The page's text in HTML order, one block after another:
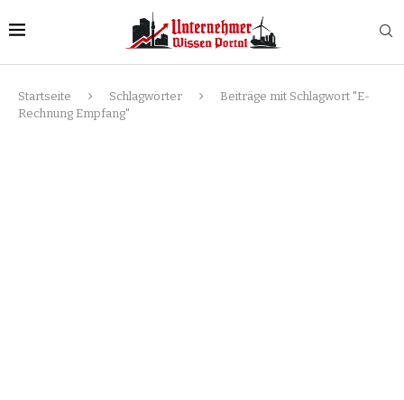
Startseite Schlagwörter
Beiträge mit Schlagwort "E-
Rechnung Empfang"